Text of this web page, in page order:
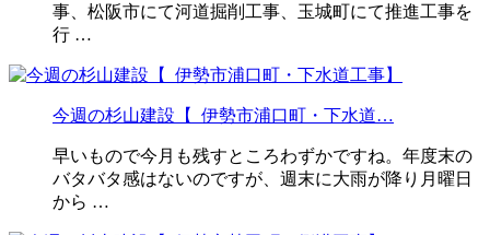
事、松阪市にて河道掘削工事、玉城町にて推進工事を
行 …
今週の杉山建設【 伊勢市浦口町・下水道…
早いもので今月も残すところわずかですね。年度末の
バタバタ感はないのですが、週末に大雨が降り月曜日
から …